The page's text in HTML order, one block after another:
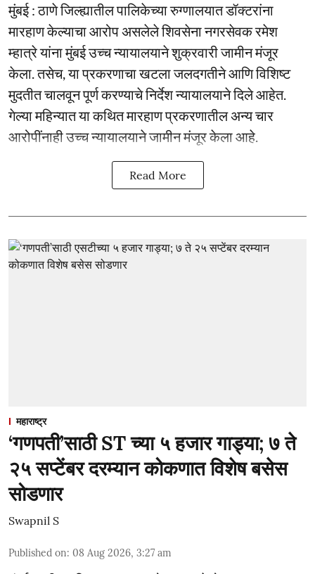
मुंबई : ठाणे जिल्ह्यातील पालिकेच्या रुग्णालयात डॉक्टरांना
मारहाण केल्याचा आरोप असलेले शिवसेना नगरसेवक रमेश
म्हात्रे यांना मुंबई उच्च न्यायालयाने शुक्रवारी जामीन मंजूर
केला. तसेच, या प्रकरणाचा खटला जलदगतीने आणि विशिष्ट
मुदतीत चालवून पूर्ण करण्याचे निर्देश न्यायालयाने दिले आहेत.
गेल्या महिन्यात या कथित मारहाण प्रकरणातील अन्य चार
आरोपींनाही उच्च न्यायालयाने जामीन मंजूर केला आहे.
Read More
महाराष्ट्र
‘गणपती’साठी ST च्या ५ हजार गाड्या; ७ ते
२५ सप्टेंबर दरम्यान कोकणात विशेष बसेस
सोडणार
Swapnil S
Published on: 08 Aug 2026, 3:27 am